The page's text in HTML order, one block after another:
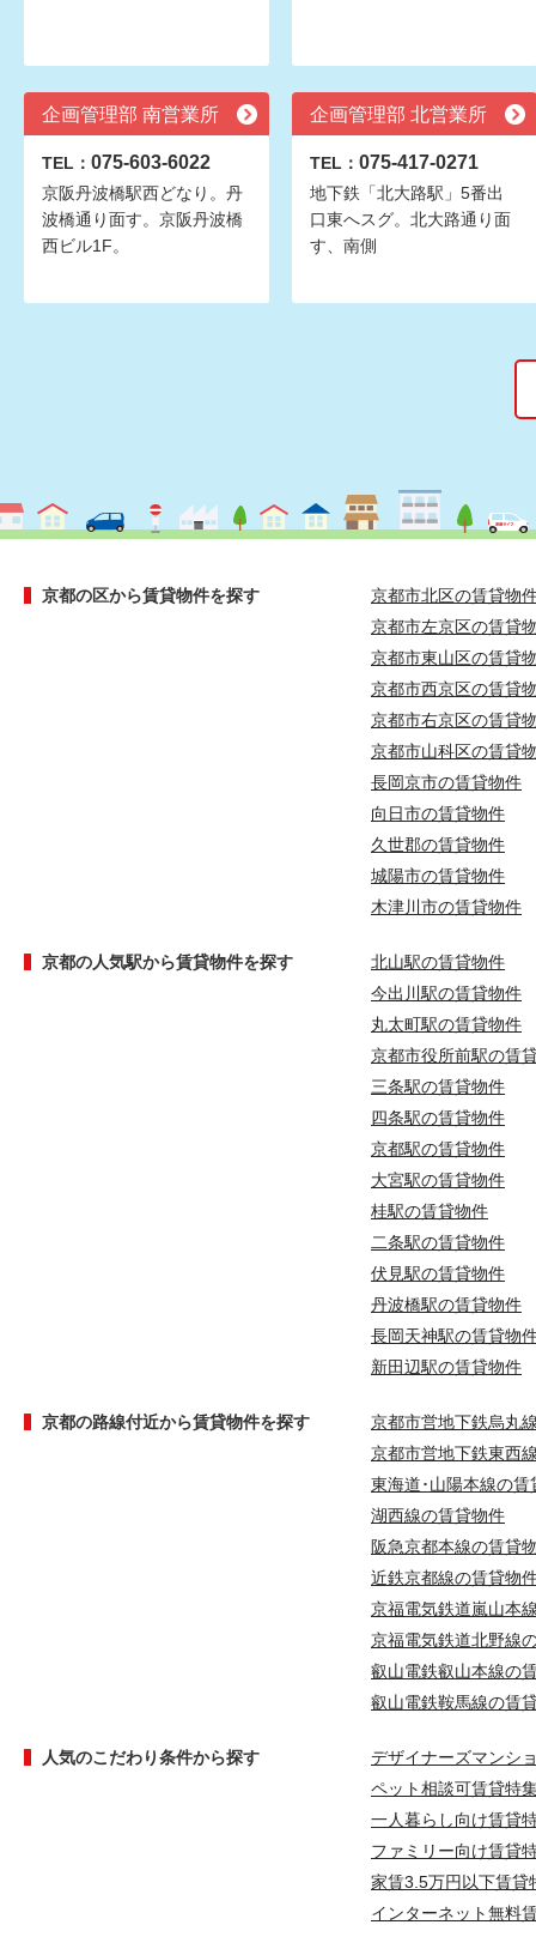
企画管理部 南営業所
TEL： 075-603-6022
京阪丹波橋駅西どなり。丹
波橋通り面す。京阪丹波橋
西ビル1F。
企画管理部 北営業所
TEL： 075-417-0271
地下鉄「北大路駅」5番出
口東へスグ。北大路通り面
す、南側
京都の区から賃貸物件を探す
京都市北区の賃貸物
京都市左京区の賃貸
京都市東山区の賃貸
京都市西京区の賃貸
京都市右京区の賃貸
京都市山科区の賃貸
長岡京市の賃貸物件
向日市の賃貸物件
久世郡の賃貸物件
城陽市の賃貸物件
木津川市の賃貸物件
京都の人気駅から賃貸物件を探す
北山駅の賃貸物件
今出川駅の賃貸物件
丸太町駅の賃貸物件
京都市役所前駅の賃
三条駅の賃貸物件
四条駅の賃貸物件
京都駅の賃貸物件
大宮駅の賃貸物件
桂駅の賃貸物件
二条駅の賃貸物件
伏見駅の賃貸物件
丹波橋駅の賃貸物件
長岡天神駅の賃貸物
新田辺駅の賃貸物件
京都の路線付近から賃貸物件を探す
京都市営地下鉄烏丸
京都市営地下鉄東西
東海道･山陽本線の賃
湖西線の賃貸物件
阪急京都本線の賃貸
近鉄京都線の賃貸物
京福電気鉄道嵐山本
京福電気鉄道北野線
叡山電鉄叡山本線の
叡山電鉄鞍馬線の賃
人気のこだわり条件から探す
デザイナーズマンシ
ペット相談可賃貸特
一人暮らし向け賃貸
ファミリー向け賃貸
家賃3.5万円以下賃貸
インターネット無料